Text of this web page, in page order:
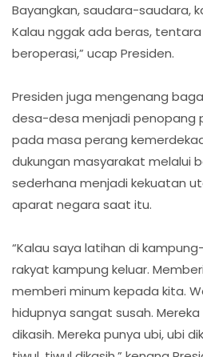
Bayangkan, saudara-saudara,
Kalau nggak ada beras,
beroperasi,” ucap Presiden.
Presiden juga mengenang
desa-desa menjadi penopang
pada masa perang
dukungan masyarakat melalui
sederhana menjadi kekuatan
aparat negara saat itu.
“Kalau saya latihan di
rakyat kampung keluar.
memberi minum kepada kita.
hidupnya sangat susah.
dikasih. Mereka punya ubi, ubi